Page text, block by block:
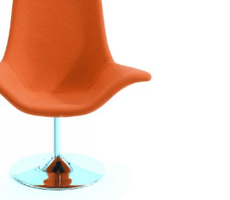
MUEBLES
ACCESORIOS